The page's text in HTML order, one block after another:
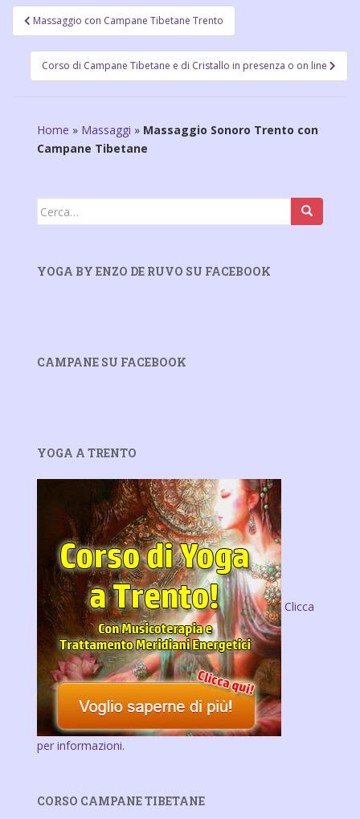
Navigazione
articoli
Massaggio con Campane Tibetane Trento
Corso di Campane Tibetane e di Cristallo in presenza o on line
Home » Massaggi » Massaggio Sonoro Trento con
Campane Tibetane
Cerca:
YOGA BY ENZO DE RUVO SU FACEBOOK
CAMPANE SU FACEBOOK
YOGA A TRENTO
Clicca
per informazioni.
CORSO CAMPANE TIBETANE